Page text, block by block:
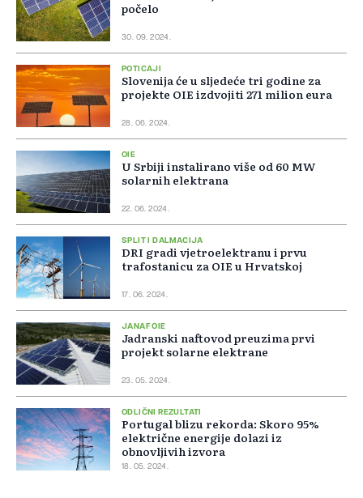
počelo
30. 09. 2024.
POTICAJI
Slovenija će u sljedeće tri godine za
projekte OIE izdvojiti 271 milion eura
28. 06. 2024.
OIE
U Srbiji instalirano više od 60 MW
solarnih elektrana
22. 06. 2024.
SPLIT I DALMACIJA
DRI gradi vjetroelektranu i prvu
trafostanicu za OIE u Hrvatskoj
17. 06. 2024.
JANAF OIE
Jadranski naftovod preuzima prvi
projekt solarne elektrane
23. 05. 2024.
ODLIČNI REZULTATI
Portugal blizu rekorda: Skoro 95%
električne energije dolazi iz
obnovljivih izvora
18. 05. 2024.